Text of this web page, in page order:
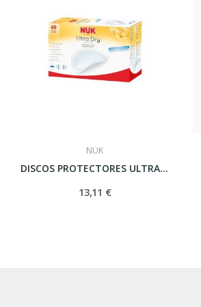
NUK
DISCOS PROTECTORES ULTRA DRY 60 U
13,11 €